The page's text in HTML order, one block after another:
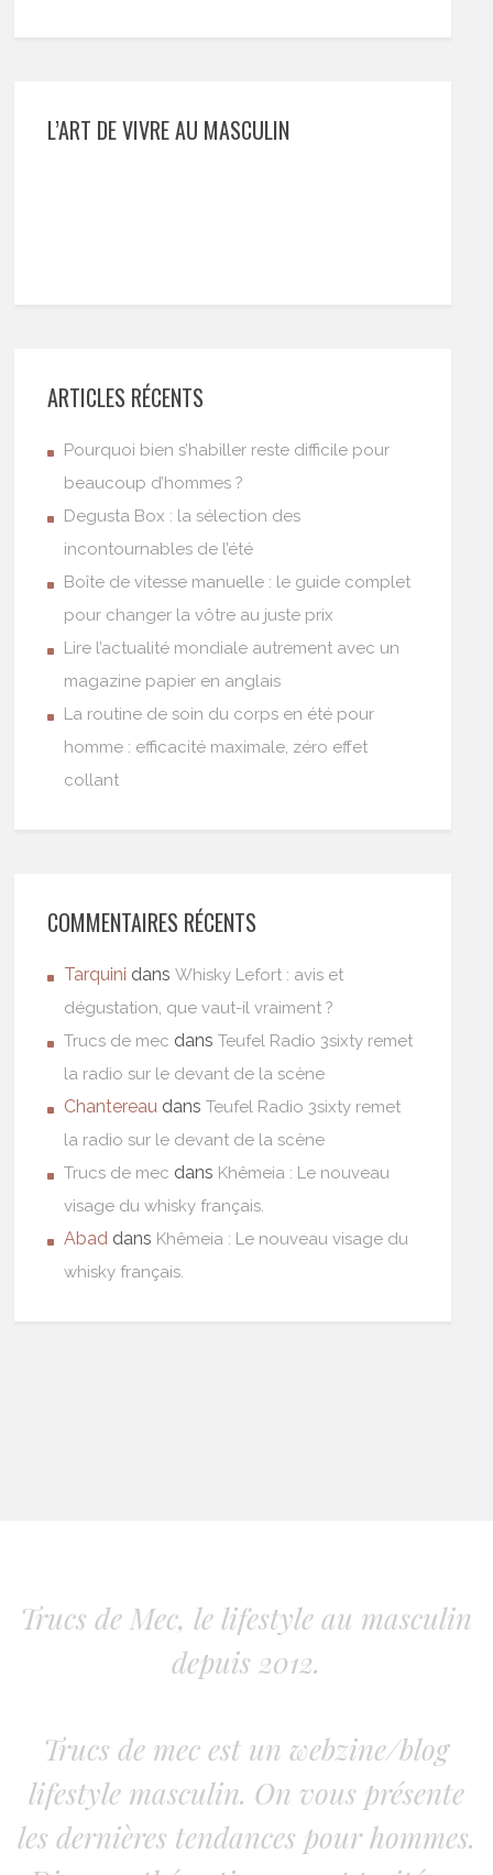
L’ART DE VIVRE AU MASCULIN
ARTICLES RÉCENTS
Pourquoi bien s’habiller reste difficile pour
beaucoup d’hommes ?
Degusta Box : la sélection des
incontournables de l’été
Boîte de vitesse manuelle : le guide complet
pour changer la vôtre au juste prix
Lire l’actualité mondiale autrement avec un
magazine papier en anglais
La routine de soin du corps en été pour
homme : efficacité maximale, zéro effet
collant
COMMENTAIRES RÉCENTS
Tarquini dansWhisky Lefort : avis et
dégustation, que vaut-il vraiment ?
Trucs de mec dansTeufel Radio 3sixty remet
la radio sur le devant de la scène
Chantereau dansTeufel Radio 3sixty remet
la radio sur le devant de la scène
Trucs de mec dans Khêmeia : Le nouveau
visage du whisky français.
Abad dans Khêmeia : Le nouveau visage du
whisky français.
Trucs de Mec, le lifestyle au masculin
depuis 2012.
Trucs de mec est un webzine/blog
lifestyle masculin. On vous présente
les dernières tendances pour hommes.